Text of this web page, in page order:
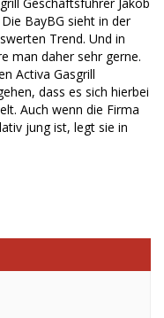
BayBG sieht in der
Trend. Und in
man daher sehr gerne.
Activa Gasgrill
dass es sich hierbei
Auch wenn die Firma
jung ist, legt sie in